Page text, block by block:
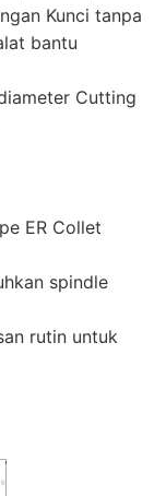
Kunci tanpa
bantu
Cutting
ER Collet
spindle
rutin untuk